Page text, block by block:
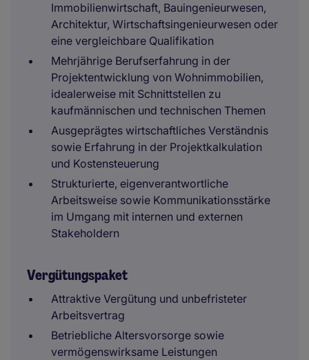
Immobilienwirtschaft, Bauingenieurwesen,
Architektur, Wirtschaftsingenieurwesen oder
eine vergleichbare Qualifikation
Mehrjährige Berufserfahrung in der
Projektentwicklung von Wohnimmobilien,
idealerweise mit Schnittstellen zu
kaufmännischen und technischen Themen
Ausgeprägtes wirtschaftliches Verständnis
sowie Erfahrung in der Projektkalkulation
und Kostensteuerung
Strukturierte, eigenverantwortliche
Arbeitsweise sowie Kommunikationsstärke
im Umgang mit internen und externen
Stakeholdern
Vergütungspaket
Attraktive Vergütung und unbefristeter
Arbeitsvertrag
Betriebliche Altersvorsorge sowie
vermögenswirksame Leistungen